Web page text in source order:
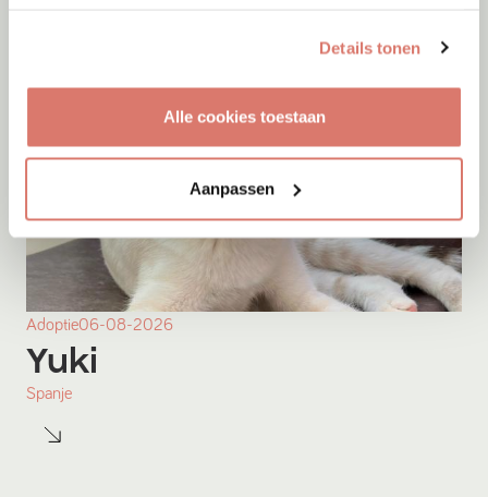
Details tonen
Alle cookies toestaan
Aanpassen
Adoptie06-08-2026
Yuki
Spanje